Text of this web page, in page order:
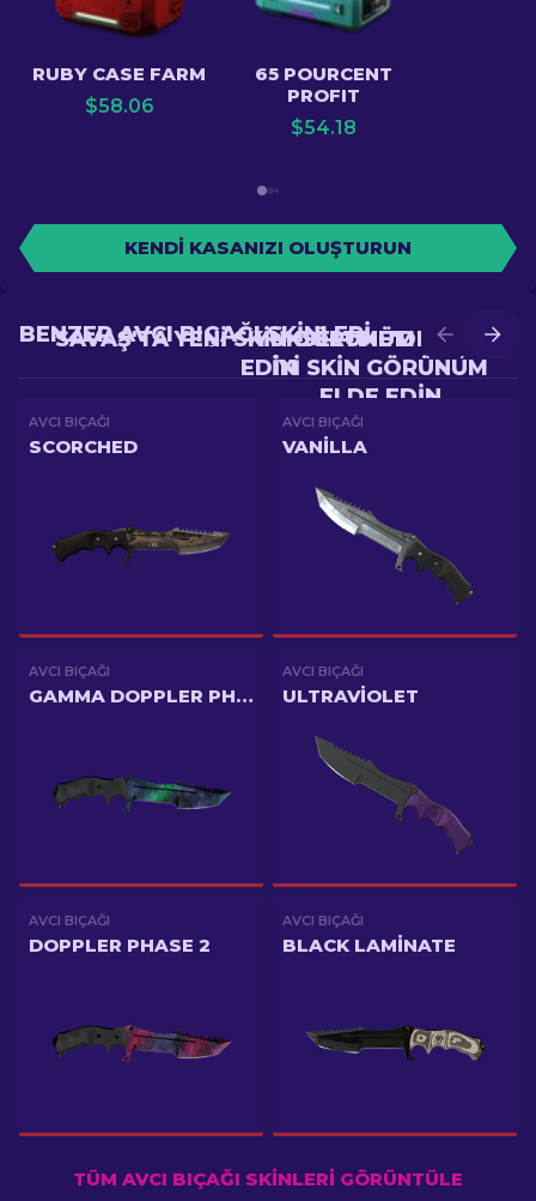
RUBY CASE FARM
$58.06
65 POURCENT
PROFIT
$54.18
KENDI KASANIZI OLUŞTURUN
YÜKSELTME'DE DAHA
IYI SKIN GÖRÜNÜM
ELDE EDIN
SAVAŞ'TA YENI SKIN GÖRÜNÜM ELDE
EDIN
BENZER AVCI BIÇAĞI SKINLERI
AVCI BIÇAĞI
SCORCHED
AVCI BIÇAĞI
VANILLA
AVCI BIÇAĞI
GAMMA DOPPLER PHASE 1
AVCI BIÇAĞI
ULTRAVIOLET
AVCI BIÇAĞI
DOPPLER PHASE 2
AVCI BIÇAĞI
BLACK LAMINATE
TÜM AVCI BIÇAĞI SKINLERI GÖRÜNTÜLE